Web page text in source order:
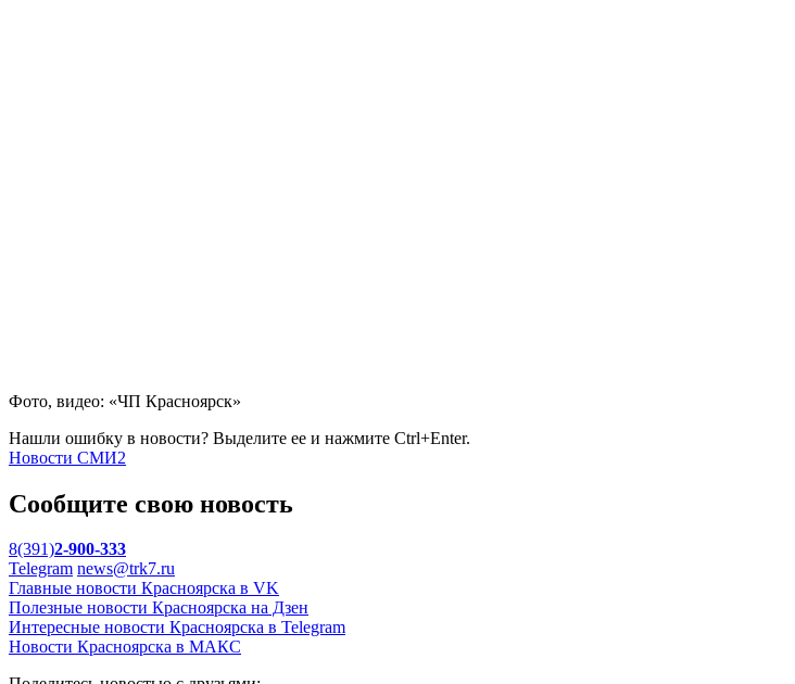
Фото, видео: «ЧП Красноярск»
Нашли ошибку в новости? Выделите ее и нажмите Ctrl+Enter.
Новости СМИ2
Сообщите свою новость
8(391)2-900-333
Telegram news@trk7.ru
Главные новости Красноярска в VK
Полезные новости Красноярска на Дзен
Интересные новости Красноярска в Telegram
Новости Красноярска в МАКС